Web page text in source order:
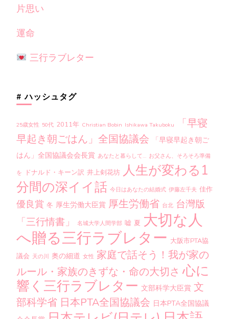
片思い
運命
三行ラブレター
# ハッシュタグ
25歳女性 50代 2011年 Christian Bobin Ishikawa Takuboku
「早寝
早起き朝ごはん」全国協議会
「早寝早起き朝ご
はん」全国協議会会長賞 あなたと暮らして… お父さん、そろそろ準備
を ドナルド・キーン訳 井上剣花坊 人生が変わる1
分間の深イイ話 今日はあなたの結婚式 伊藤左千夫 佳作
優良賞 冬 厚生労働大臣賞 厚生労働省 台北 台灣版
「三行情書」
名城大学人間学部 嘘 夏 大切な人
へ贈る三行ラブレター 大阪市PTA協
議会 天の川 奥の細道 女性 家庭で話そう！我が家の
ルール・家族のきずな・命の大切さ 心に
響く三行ラブレター 文部科学大臣賞 文
部科学省 日本PTA全国協議会 日本PTA全国協議